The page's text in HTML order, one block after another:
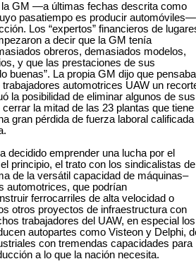
la GM —a últimas fechas descrita como
pasatiempo es producir automóviles—
Los “expertos” financieros de
a decir que la GM tenía
obreros, demasiados modelos,
y que las prestaciones de sus
buenas”. La propia GM dijo que pensaba
automotrices UAW un
la posibilidad de eliminar algunos de sus
la mitad de las 23 plantas que tiene
gran pérdida de fuerza laboral calificada
decidido emprender una lucha por el
principio, el trato con los sindicalistas de
de la versátil capacidad de máquinas–
automotrices, que podrían
ferrocarriles de alta velocidad o
otros proyectos de infraestructura con
trabajadores del UAW, en especial los
autopartes como Visteon y Delphi,
con tremendas capacidades para
a lo que la nación necesita.